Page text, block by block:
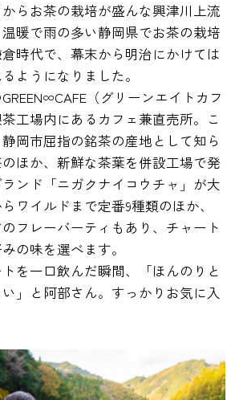
らお茶の栽培が盛んな興津川上流
暖で雨の多い静岡県でお茶の栽培
時代で、幕末から明治にかけては
ようになりました。
（グリーンエイトカフ
工場内にあるカフェ兼直売所。こ
岡市屈指の銘茶の産地として知ら
ほか、新鮮な茶葉を併設工場で発
ンド「ニガクナイコウチャ」が大
ワイルドまで定番9種類のほか、
フレーバーティもあり、チャート
の味を選べます。
を一口飲んだ瞬間、「ほんのりと
」と阿部さん。すっかりお気に入